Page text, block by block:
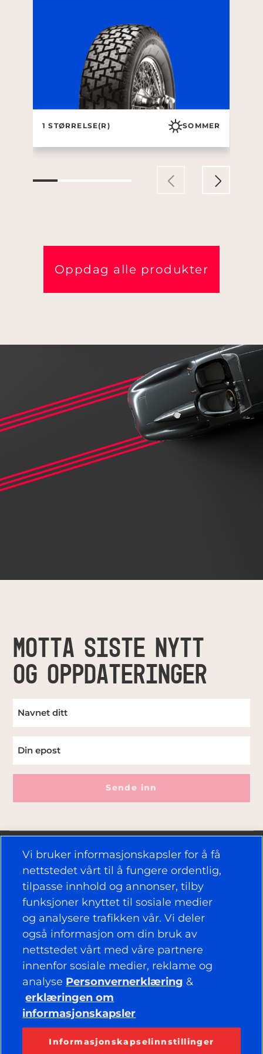
1 STØRRELSE(R) SOMMER
Oppdag alle produkter
MOTTA SISTE NYTT
OG OPPDATERINGER
Sende inn
NYTTIGE KOBLINGER
DEKK
BEDRIFT
HOLD DEG TILKOBLET
Vi bruker informasjonskapsler for å få
nettstedet vårt til å fungere ordentlig,
tilpasse innhold og annonser, tilby
funksjoner knyttet til sosiale medier
og analysere trafikken vår. Vi deler
også informasjon om din bruk av
nettstedet vårt med våre partnere
innenfor sosiale medier, reklame og
analyse Personvernerklæring &
erklæringen om
informasjonskapsler
Informasjonskapselinnstillinger